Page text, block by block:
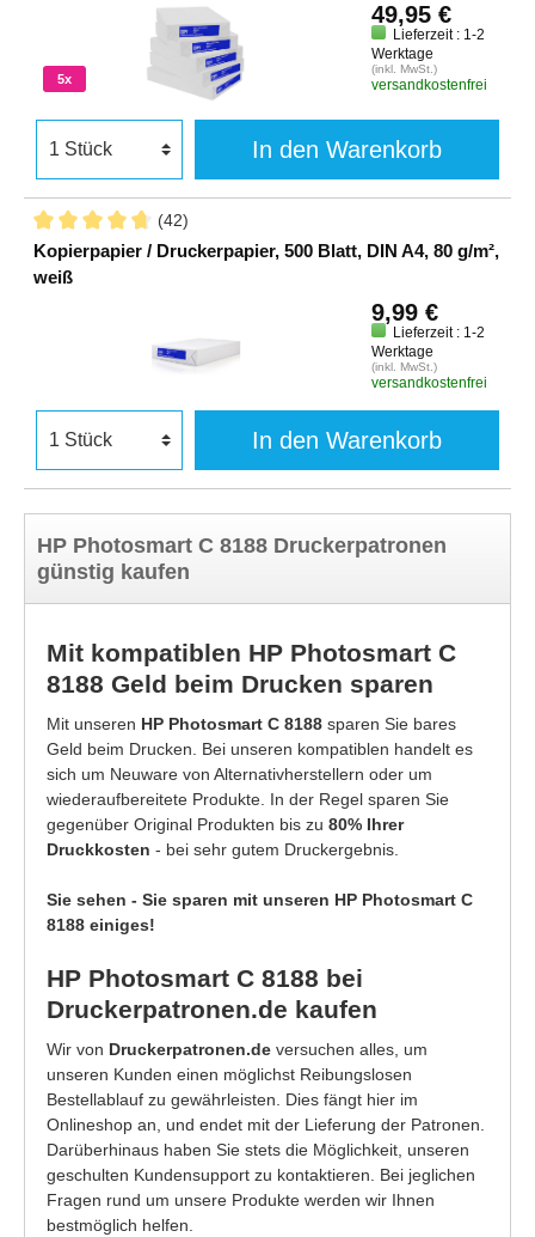
5x
49,95 €
Lieferzeit : 1-2
Werktage
(inkl. MwSt.)
versandkostenfrei
In den Warenkorb
(42)
Kopierpapier / Druckerpapier, 500 Blatt, DIN A4, 80 g/m²,
weiß
9,99 €
Lieferzeit : 1-2
Werktage
(inkl. MwSt.)
versandkostenfrei
In den Warenkorb
HP Photosmart C 8188 Druckerpatronen
günstig kaufen
Mit kompatiblen HP Photosmart C
8188 Geld beim Drucken sparen
Mit unseren HP Photosmart C 8188 sparen Sie bares
Geld beim Drucken. Bei unseren kompatiblen handelt es
sich um Neuware von Alternativherstellern oder um
wiederaufbereitete Produkte. In der Regel sparen Sie
gegenüber Original Produkten bis zu 80% Ihrer
Druckkosten - bei sehr gutem Druckergebnis.
Sie sehen - Sie sparen mit unseren HP Photosmart C
8188 einiges!
HP Photosmart C 8188 bei
Druckerpatronen.de kaufen
Wir von Druckerpatronen.de versuchen alles, um
unseren Kunden einen möglichst Reibungslosen
Bestellablauf zu gewährleisten. Dies fängt hier im
Onlineshop an, und endet mit der Lieferung der Patronen.
Darüberhinaus haben Sie stets die Möglichkeit, unseren
geschulten Kundensupport zu kontaktieren. Bei jeglichen
Fragen rund um unsere Produkte werden wir Ihnen
bestmöglich helfen.